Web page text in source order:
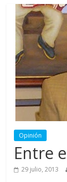
Opinión
Entre
29 julio, 2013